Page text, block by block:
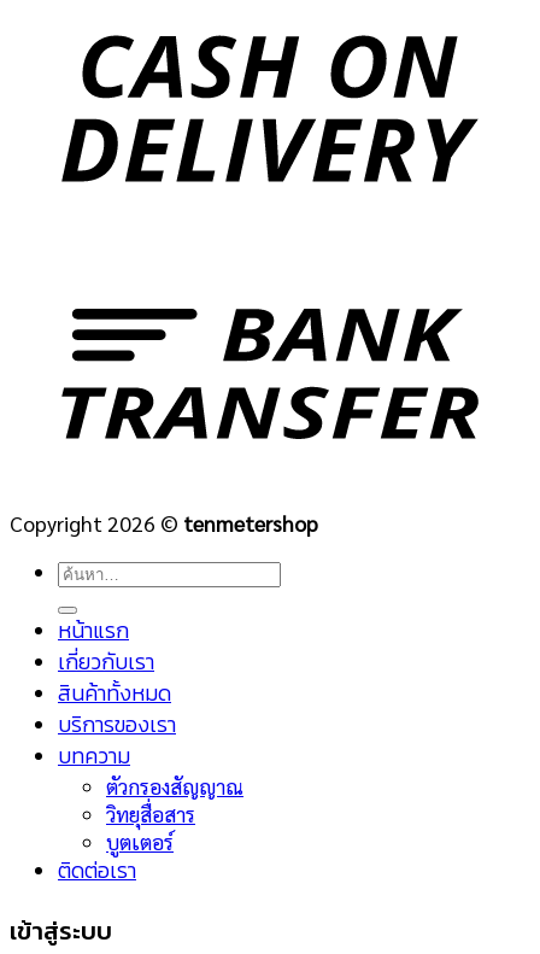
Copyright 2026 © tenmetershop
ค้นหา:
หน้าแรก
เกี่ยวกับเรา
สินค้าทั้งหมด
บริการของเรา
บทความ
ตัวกรองสัญญาณ
วิทยุสื่อสาร
บูตเตอร์
ติดต่อเรา
เข้าสู่ระบบ